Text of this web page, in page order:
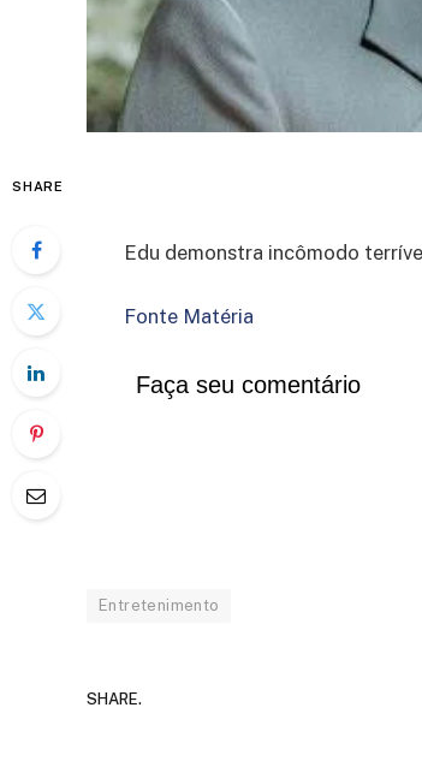
SHARE
Edu demonstra incômodo
Fonte Matéria
Faça seu comentário
Entretenimento
SHARE.